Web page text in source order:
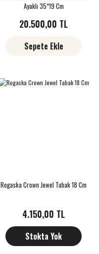
Ayaklı 35*19 Cm
20.500,00 TL
Sepete Ekle
Rogaska Crown Jewel Tabak 18 Cm
4.150,00 TL
Stokta Yok